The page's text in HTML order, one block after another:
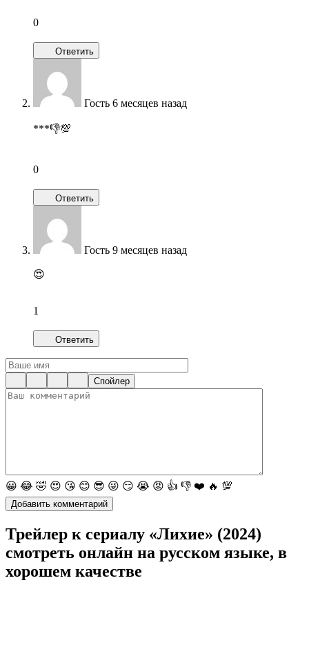
0
Ответить
Гость 6 месяцев назад
***👎💯
0
Ответить
Гость 9 месяцев назад
😍
1
Ответить
Спойлер
😀 😂 🤣 😍 😘 😊 😎 😜 😏 😭 😡 👍 👎 ❤️ 🔥 💯
Трейлер к сериалу «Лихие» (2024)
cмотреть онлайн на русском языке, в
хорошем качестве